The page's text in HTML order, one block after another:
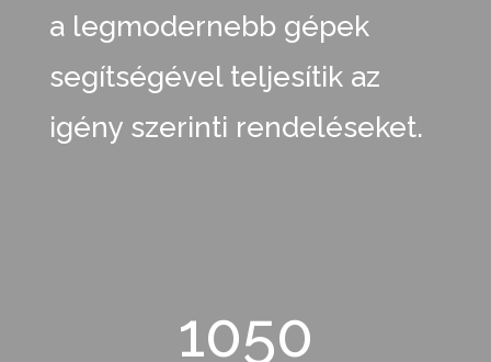
a legmodernebb gépek
segítségével teljesítik az
igény szerinti rendeléseket.
1050